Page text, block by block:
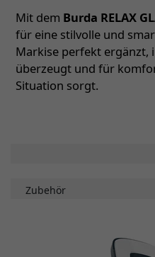
Mit dem Burda RELAX
für eine stilvolle und
Markise perfekt ergänzt,
überzeugt und für
Situation sorgt.
Zubehör